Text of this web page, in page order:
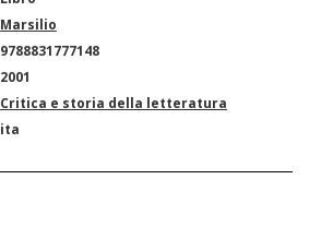
Marsilio
9788831777148
2001
Critica e storia della letteratura
ita